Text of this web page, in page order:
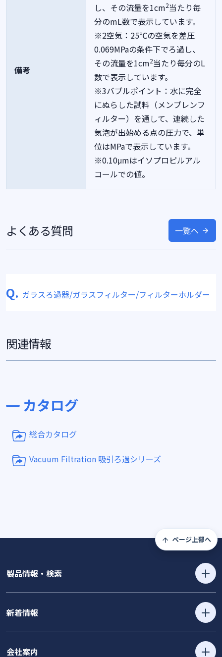
備考
し、その流量を1cm2当たり毎
分のmL数で表示しています。
※2空気：25℃の空気を差圧
0.069MPaの条件下でろ過し、
その流量を1cm2当たり毎分のL
数で表示しています。
※3バブルポイント：水に完全
にぬらした試料（メンブレンフ
ィルター）を通して、連続した
気泡が出始める点の圧力で、単
位はMPaで表示しています。
※0.10μmはイソプロピルアル
コールでの値。
よくある質問 一覧へ
Q. ガラスろ過器/ガラスフィルター/フィルターホルダー
関連情報
カタログ
総合カタログ
Vacuum Filtration 吸引ろ過シリーズ
ページ上部へ
製品情報・検索
新着情報
会社案内